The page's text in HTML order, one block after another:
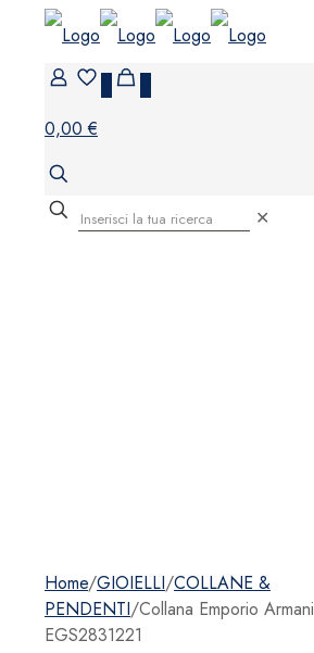
0,00 €
✕
Home/GIOIELLI/COLLANE &
PENDENTI/Collana Emporio Armani
EGS2831221